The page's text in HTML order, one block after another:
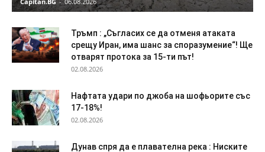
Тръмп : „Съгласих се да отменя атаката
срещу Иран, има шанс за споразумение“! Ще
отварят протока за 15-ти път!
02.08.2026
Нафтата удари по джоба на шофьорите със
17-18%!
02.08.2026
Дyнaв спря да e плaвaтeлнa peĸa : Ниските